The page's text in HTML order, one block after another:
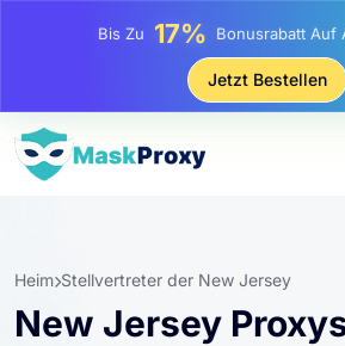
Bis Zu 25% Rabatt Auf
81% Rabatt Auf
Jetzt Bestellen
Heim Stellvertreter der New Jersey
New Jersey